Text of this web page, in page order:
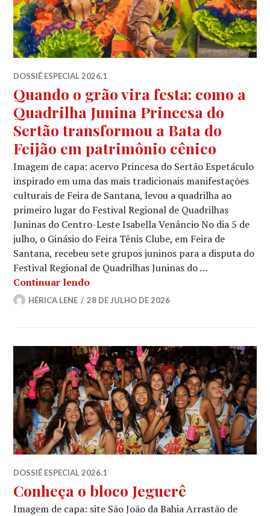
DOSSIÊ ESPECIAL 2026.1
Quando o grão vira festa: como a
Quadrilha Junina Princesa do
Sertão transformou a Bata do
Feijão em patrimônio cênico
Imagem de capa: acervo Princesa do Sertão Espetáculo
inspirado em uma das mais tradicionais manifestações
culturais de Feira de Santana, levou a quadrilha ao
primeiro lugar do Festival Regional de Quadrilhas
Juninas do Centro-Leste Isabella Venâncio No dia 5 de
julho, o Ginásio do Feira Tênis Clube, em Feira de
Santana, recebeu sete grupos juninos para a disputa do
Festival Regional de Quadrilhas Juninas do …
Continuar lendoQuando o grão vira festa: como a
HÉRICA LENE 28 DE JULHO DE 2026
DOSSIÊ ESPECIAL 2026.1
Conheça o bloco Jeguerê
Imagem de capa: site São João da Bahia Arrastão de